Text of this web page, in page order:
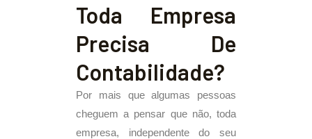
Toda Empresa
Precisa De
Contabilidade?
Por mais que algumas pessoas
cheguem a pensar que não, toda
empresa, independente do seu